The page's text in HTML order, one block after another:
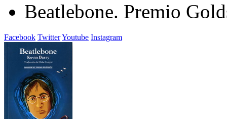
Beatlebone. Premio
Facebook TwitterYoutube Instagram